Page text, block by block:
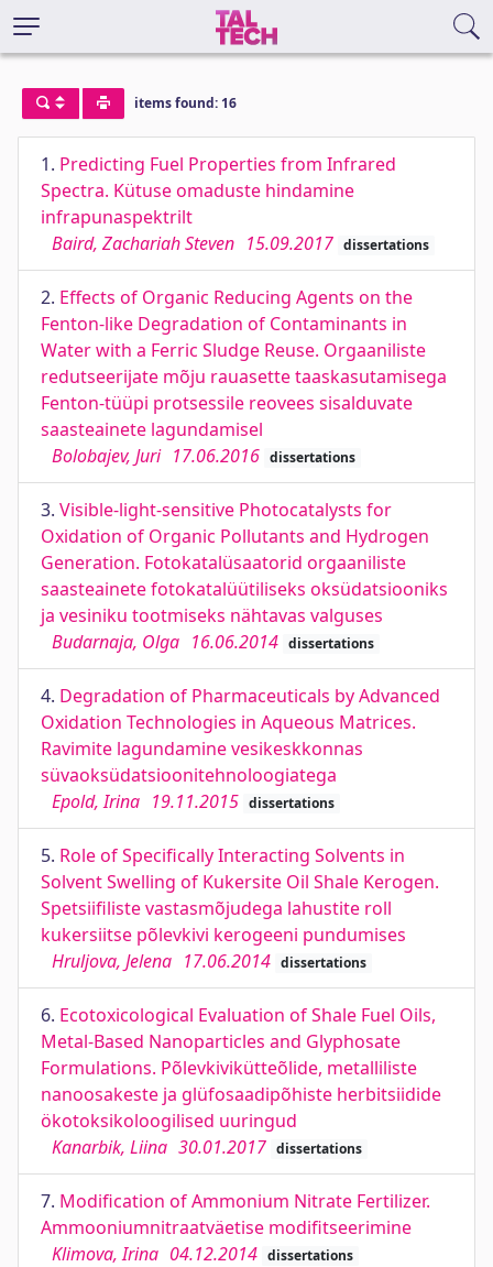
items found: 16
1. Predicting Fuel Properties from Infrared
Spectra. Kütuse omaduste hindamine
infrapunaspektrilt
Baird, Zachariah Steven 15.09.2017 dissertations
2. Effects of Organic Reducing Agents on the
Fenton-like Degradation of Contaminants in
Water with a Ferric Sludge Reuse. Orgaaniliste
redutseerijate mõju rauasette taaskasutamisega
Fenton-tüüpi protsessile reovees sisalduvate
saasteainete lagundamisel
Bolobajev, Juri 17.06.2016 dissertations
3. Visible-light-sensitive Photocatalysts for
Oxidation of Organic Pollutants and Hydrogen
Generation. Fotokatalüsaatorid orgaaniliste
saasteainete fotokatalüütiliseks oksüdatsiooniks
ja vesiniku tootmiseks nähtavas valguses
Budarnaja, Olga 16.06.2014 dissertations
4. Degradation of Pharmaceuticals by Advanced
Oxidation Technologies in Aqueous Matrices.
Ravimite lagundamine vesikeskkonnas
süvaoksüdatsioonitehnoloogiatega
Epold, Irina 19.11.2015 dissertations
5. Role of Specifically Interacting Solvents in
Solvent Swelling of Kukersite Oil Shale Kerogen.
Spetsiifiliste vastasmõjudega lahustite roll
kukersiitse põlevkivi kerogeeni pundumises
Hruljova, Jelena 17.06.2014 dissertations
6. Ecotoxicological Evaluation of Shale Fuel Oils,
Metal-Based Nanoparticles and Glyphosate
Formulations. Põlevkivikütteõlide, metalliliste
nanoosakeste ja glüfosaadipõhiste herbitsiidide
ökotoksikoloogilised uuringud
Kanarbik, Liina 30.01.2017 dissertations
7. Modification of Ammonium Nitrate Fertilizer.
Ammooniumnitraatväetise modifitseerimine
Klimova, Irina 04.12.2014 dissertations